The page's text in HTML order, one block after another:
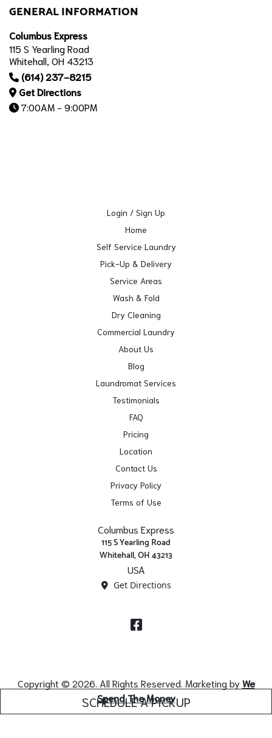
SCHEDULE A PICKUP
GENERAL INFORMATION
Columbus Express
115 S Yearling Road
Whitehall, OH 43213
(614) 237-8215
Get Directions
7:00AM - 9:00PM
Login / Sign Up
Home
Self Service Laundry
Pick-Up & Delivery
Service Areas
Wash & Fold
Dry Cleaning
Commercial Laundry
About Us
Blog
Laundromat Services
Testimonials
FAQ
Pricing
Location
Contact Us
Privacy Policy
Terms of Use
Columbus Express
115 S Yearling Road
Whitehall, OH 43213
USA
Get Directions
Facebook
Copyright © 2026. All Rights Reserved. Marketing byWe
Spend The Money